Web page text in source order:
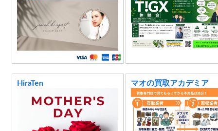
HiraTen マオの買取アカデミア